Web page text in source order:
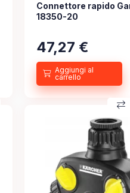
Connettore rapido
18350-20
47,27 €